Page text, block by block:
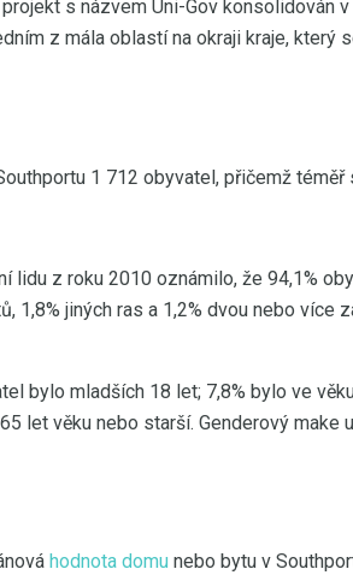
s názvem Uni-Gov konsolidován
z mála oblastí na okraji kraje, který
1 712 obyvatel, přičemž téměř
lidu z roku 2010 oznámilo, že 94,1%
1,8% jiných ras a 1,2% dvou nebo více
bylo mladších 18 let; 7,8% bylo ve
let věku nebo starší. Genderový make
hodnota domu nebo bytu v